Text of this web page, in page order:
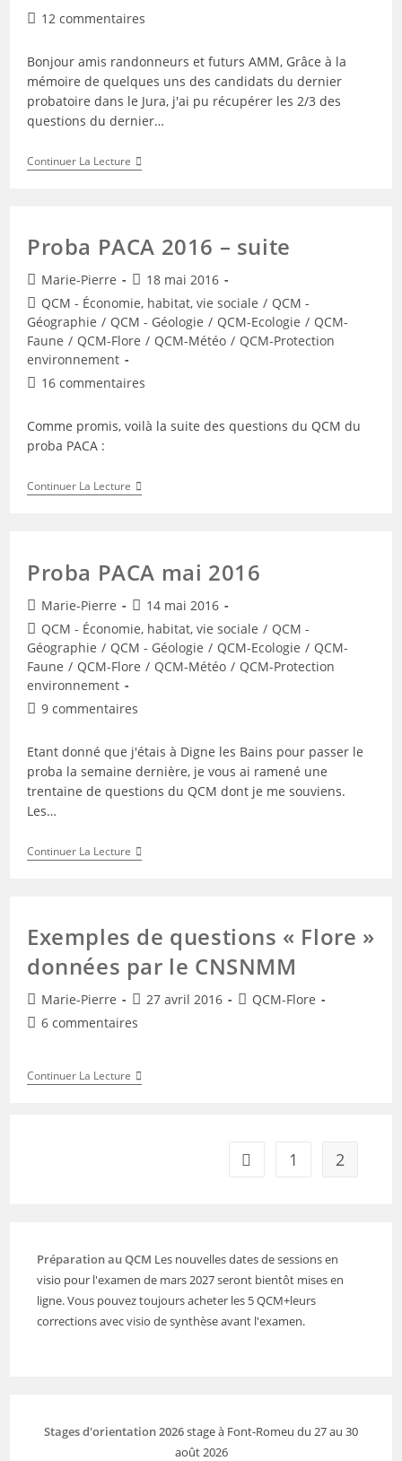
Commentaires
la
publication :
12 commentaires
Bonjour amis randonneurs et futurs AMM, Grâce à la
mémoire de quelques uns des candidats du dernier
probatoire dans le Jura, j'ai pu récupérer les 2/3 des
questions du dernier…
Continuer La LectureRetours
Du
Proba PACA 2016 – suite
Auteur/autrice
de
la
publication :
Marie-Pierre
Publication
publiée :
18 mai 2016
Post
category:
QCM - Économie, habitat, vie sociale / QCM -
Géographie / QCM - Géologie / QCM-Ecologie / QCM-
Faune / QCM-Flore / QCM-Météo / QCM-Protection
environnement
Commentaires
la
publication :
16 commentaires
Comme promis, voilà la suite des questions du QCM du
proba PACA :
Continuer La LectureProba
PACA
Proba PACA mai 2016
Auteur/autrice
de
la
publication :
Marie-Pierre
Publication
publiée :
14 mai 2016
Post
category:
QCM - Économie, habitat, vie sociale / QCM -
Géographie / QCM - Géologie / QCM-Ecologie / QCM-
Faune / QCM-Flore / QCM-Météo / QCM-Protection
environnement
Commentaires
la
publication :
9 commentaires
Etant donné que j'étais à Digne les Bains pour passer le
proba la semaine dernière, je vous ai ramené une
trentaine de questions du QCM dont je me souviens.
Les…
Continuer La LectureProba
PACA
Exemples de questions « Flore »
données par le CNSNMM
Auteur/autrice
de
Marie-Pierre
Publication
publiée :
27 avril 2016
PostQCM-Flore
Commentaires
publication :
6 commentaires
Continuer La LectureExemples
De
Go to the previous page
1 2
Préparation au QCM Les nouvelles dates de sessions en
visio pour l'examen de mars 2027 seront bientôt mises en
ligne. Vous pouvez toujours acheter les 5 QCM+leurs
corrections avec visio de synthèse avant l'examen.
Stages d'orientation 2026stage à Font-Romeu du 27 au 30
août 2026